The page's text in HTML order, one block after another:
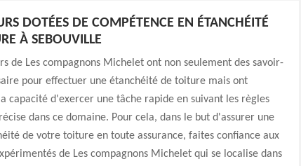
DOTÉES DE COMPÉTENCE EN ÉTANCHÉITÉ
À SEBOUVILLE
de Les compagnons Michelet ont non seulement des savoir-
pour effectuer une étanchéité de toiture mais ont
capacité d'exercer une tâche rapide en suivant les règles
dans ce domaine. Pour cela, dans le but d'assurer une
de votre toiture en toute assurance, faites confiance aux
de Les compagnons Michelet qui se localise dans